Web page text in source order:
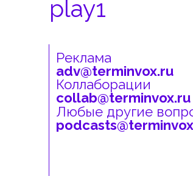
Реклама
adv@terminvox.ru
Любые другие вопросы
podcasts@terminvox.ru